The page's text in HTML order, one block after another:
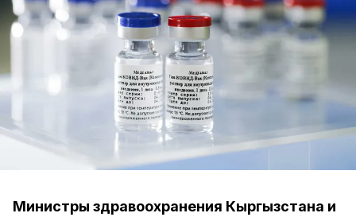
Министры здравоохранения Кыргызстана и